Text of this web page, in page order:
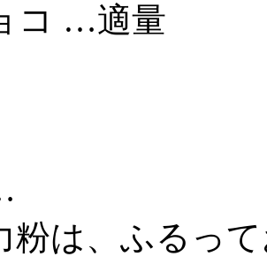
コ …適量
は、ふるって